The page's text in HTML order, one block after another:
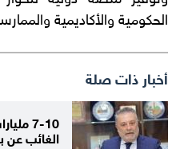
الحكومية والأكاديمية
أخبار ذات صلة
7-10
الغائب